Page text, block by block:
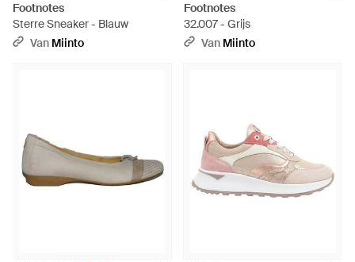
Footnotes
Sterre Sneaker - Blauw
Van Miinto
Footnotes
32.007 - Grijs
Van Miinto